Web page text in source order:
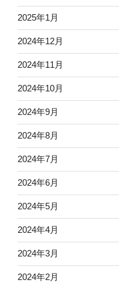
2025年1月
2024年12月
2024年11月
2024年10月
2024年9月
2024年8月
2024年7月
2024年6月
2024年5月
2024年4月
2024年3月
2024年2月